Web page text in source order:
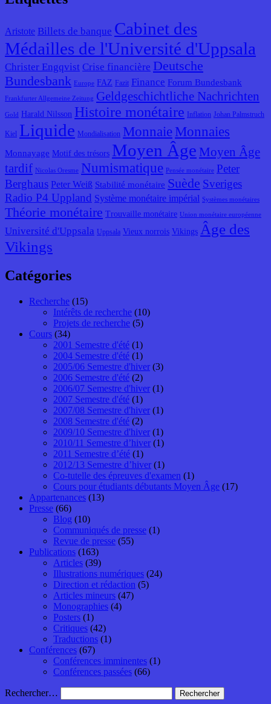
Aristote Billets de banque Cabinet des
Médailles de l'Université d'Uppsala
Christer Engqvist Crise financière Deutsche
Bundesbank
Europe FAZ Fazit Finance Forum Bundesbank
Frankfurter Allgemeine Zeitung Geldgeschichtliche Nachrichten
Gold Harald Nilsson Histoire monétaire Inflation Johan Palmstruch
Kiel Liquide Mondialisation Monnaie Monnaies
Monnayage Motif des trésors Moyen Âge Moyen Âge
tardif Nicolas Oresme Numismatique Pensée monétaire Peter
Berghaus Peter Weiß Stabilité monétaire Suède Sveriges
Radio P4 Uppland Système monétaire impérial Systèmes monétaires
Théorie monétaire Trouvaille monétaire Union monétaire européenne
Université d'Uppsala Uppsala Vieux norrois Vikings Âge des
Vikings
Catégories
Recherche (15)
Intérêts de recherche (10)
Projets de recherche (5)
Cours (34)
2001 Semestre d'été (1)
2004 Semestre d'été (1)
2005/06 Semestre d'hiver (3)
2006 Semestre d'été (2)
2006/07 Semestre d'hiver (1)
2007 Semestre d'été (1)
2007/08 Semestre d'hiver (1)
2008 Semestre d'été (2)
2009/10 Semestre d'hiver (1)
2010/11 Semestre d’hiver (1)
2011 Semestre d’été (1)
2012/13 Semestre d’hiver (1)
Co-tutelle des épreuves d'examen (1)
Cours pour étudiants débutants Moyen Âge (17)
Appartenances (13)
Presse (66)
Blog (10)
Communiqués de presse (1)
Revue de presse (55)
Publications (163)
Articles (39)
Illustrations numériques (24)
Direction et rédaction (5)
Articles mineurs (47)
Monographies (4)
Posters (1)
Critiques (42)
Traductions (1)
Conférences (67)
Conférences imminentes (1)
Conférences passées (66)
Rechercher…